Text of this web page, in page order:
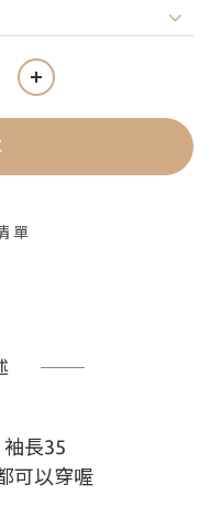
單
長35
可以穿喔